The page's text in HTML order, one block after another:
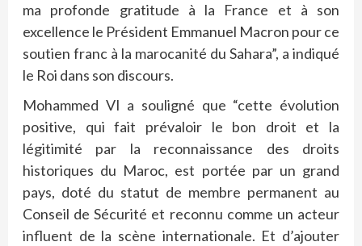
ma profonde gratitude à la France et à son
excellence le Président Emmanuel Macron pour ce
soutien franc à la marocanité du Sahara”, a indiqué
le Roi dans son discours.
Mohammed VI a souligné que “cette évolution
positive, qui fait prévaloir le bon droit et la
légitimité par la reconnaissance des droits
historiques du Maroc, est portée par un grand
pays, doté du statut de membre permanent au
Conseil de Sécurité et reconnu comme un acteur
influent de la scène internationale. Et d’ajouter